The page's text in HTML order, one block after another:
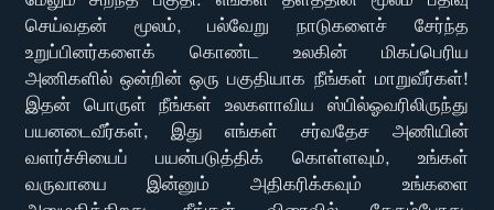
செய்வதன் மூலம், பல்வேறு நாடுகளைச் சேர்ந்த
உறுப்பினர்களைக் கொண்ட உலகின் மிகப்பெரிய
அணிகளில் ஒன்றின் ஒரு பகுதியாக நீங்கள் மாறுவீர்கள்!
இதன் பொருள் நீங்கள் உலகளாவிய ஸ்பில்ஓவரிலிருந்து
பயனடைவீர்கள், இது எங்கள் சர்வதேச அணியின்
வளர்ச்சியைப் பயன்படுத்திக் கொள்ளவும், உங்கள்
வருவாயை இன்னும் அதிகரிக்கவும் உங்களை